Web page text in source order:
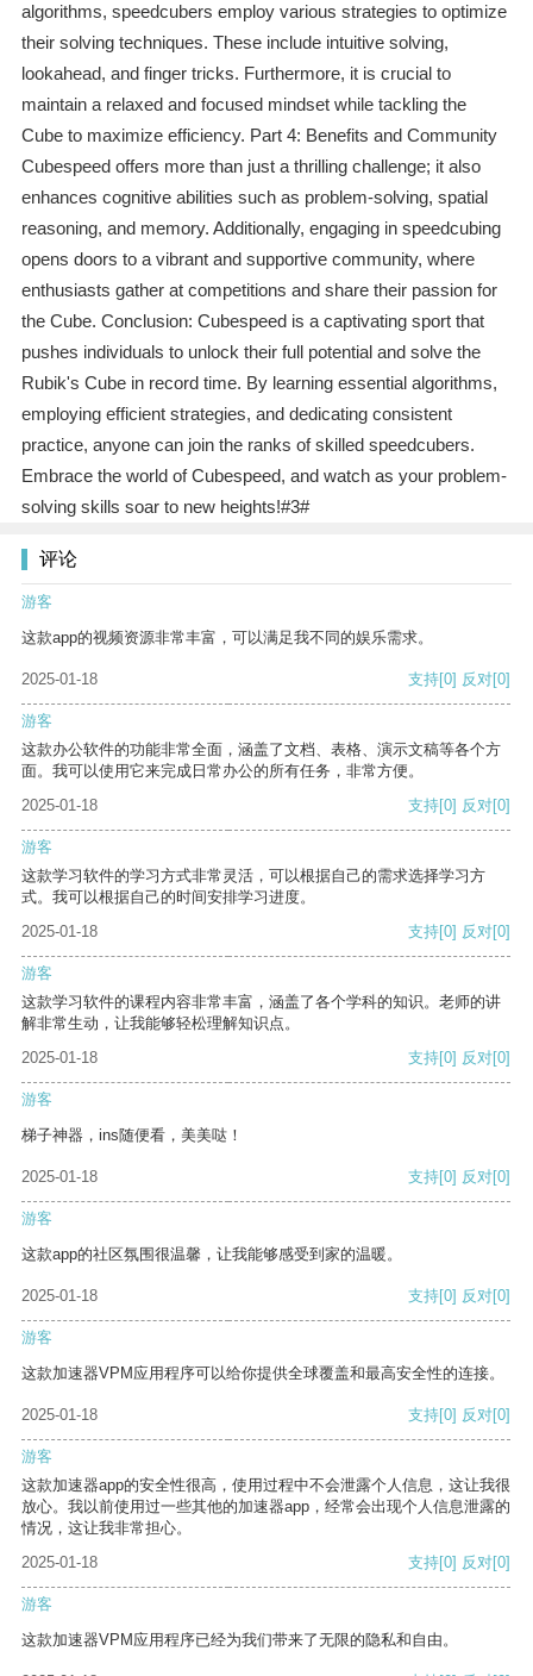
algorithms, speedcubers employ various strategies to optimize
their solving techniques. These include intuitive solving,
lookahead, and finger tricks. Furthermore, it is crucial to
maintain a relaxed and focused mindset while tackling the
Cube to maximize efficiency. Part 4: Benefits and Community
Cubespeed offers more than just a thrilling challenge; it also
enhances cognitive abilities such as problem-solving, spatial
reasoning, and memory. Additionally, engaging in speedcubing
opens doors to a vibrant and supportive community, where
enthusiasts gather at competitions and share their passion for
the Cube. Conclusion: Cubespeed is a captivating sport that
pushes individuals to unlock their full potential and solve the
Rubik's Cube in record time. By learning essential algorithms,
employing efficient strategies, and dedicating consistent
practice, anyone can join the ranks of skilled speedcubers.
Embrace the world of Cubespeed, and watch as your problem-
solving skills soar to new heights!#3#
评论
游客
这款app的视频资源非常丰富，可以满足我不同的娱乐需求。
2025-01-18 支持[0] 反对[0]
游客
这款办公软件的功能非常全面，涵盖了文档、表格、演示文稿等各个方
面。我可以使用它来完成日常办公的所有任务，非常方便。
2025-01-18
支持[0] 反对[0]
游客
这款学习软件的学习方式非常灵活，可以根据自己的需求选择学习方
式。我可以根据自己的时间安排学习进度。
2025-01-18
支持[0] 反对[0]
游客
这款学习软件的课程内容非常丰富，涵盖了各个学科的知识。老师的讲
解非常生动，让我能够轻松理解知识点。
2025-01-18
支持[0] 反对[0]
游客
梯子神器，ins随便看，美美哒！
2025-01-18 支持[0] 反对[0]
游客
这款app的社区氛围很温馨，让我能够感受到家的温暖。
2025-01-18 支持[0] 反对[0]
游客
这款加速器VPM应用程序可以给你提供全球覆盖和最高安全性的连接。
2025-01-18 支持[0] 反对[0]
游客
这款加速器app的安全性很高，使用过程中不会泄露个人信息，这让我很
放心。我以前使用过一些其他的加速器app，经常会出现个人信息泄露的
情况，这让我非常担心。
2025-01-18
支持[0] 反对[0]
游客
这款加速器VPM应用程序已经为我们带来了无限的隐私和自由。